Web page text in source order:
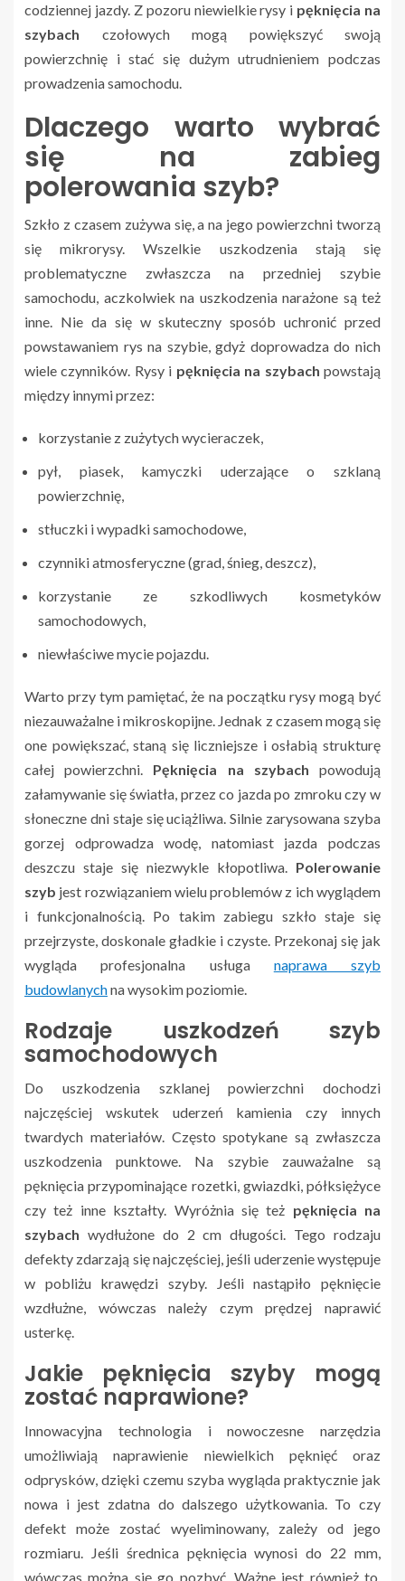
codziennej jazdy. Z pozoru niewielkie rysy i pęknięcia na
szybach czołowych mogą powiększyć swoją
powierzchnię i stać się dużym utrudnieniem podczas
prowadzenia samochodu.
Dlaczego warto wybrać
się na zabieg
polerowania szyb?
Szkło z czasem zużywa się, a na jego powierzchni tworzą
się mikrorysy. Wszelkie uszkodzenia stają się
problematyczne zwłaszcza na przedniej szybie
samochodu, aczkolwiek na uszkodzenia narażone są też
inne. Nie da się w skuteczny sposób uchronić przed
powstawaniem rys na szybie, gdyż doprowadza do nich
wiele czynników. Rysy i pęknięcia na szybach powstają
między innymi przez:
korzystanie z zużytych wycieraczek,
pył, piasek, kamyczki uderzające o szklaną
powierzchnię,
stłuczki i wypadki samochodowe,
czynniki atmosferyczne (grad, śnieg, deszcz),
korzystanie ze szkodliwych kosmetyków
samochodowych,
niewłaściwe mycie pojazdu.
Warto przy tym pamiętać, że na początku rysy mogą być
niezauważalne i mikroskopijne. Jednak z czasem mogą się
one powiększać, staną się liczniejsze i osłabią strukturę
całej powierzchni. Pęknięcia na szybach powodują
załamywanie się światła, przez co jazda po zmroku czy w
słoneczne dni staje się uciążliwa. Silnie zarysowana szyba
gorzej odprowadza wodę, natomiast jazda podczas
deszczu staje się niezwykle kłopotliwa. Polerowanie
szyb jest rozwiązaniem wielu problemów z ich wyglądem
i funkcjonalnością. Po takim zabiegu szkło staje się
przejrzyste, doskonale gładkie i czyste. Przekonaj się jak
wygląda profesjonalna usługa naprawa szyb
budowlanychna wysokim poziomie.
Rodzaje uszkodzeń szyb
samochodowych
Do uszkodzenia szklanej powierzchni dochodzi
najczęściej wskutek uderzeń kamienia czy innych
twardych materiałów. Często spotykane są zwłaszcza
uszkodzenia punktowe. Na szybie zauważalne są
pęknięcia przypominające rozetki, gwiazdki, półksiężyce
czy też inne kształty. Wyróżnia się też pęknięcia na
szybach wydłużone do 2 cm długości. Tego rodzaju
defekty zdarzają się najczęściej, jeśli uderzenie występuje
w pobliżu krawędzi szyby. Jeśli nastąpiło pęknięcie
wzdłużne, wówczas należy czym prędzej naprawić
usterkę.
Jakie pęknięcia szyby mogą
zostać naprawione?
Innowacyjna technologia i nowoczesne narzędzia
umożliwiają naprawienie niewielkich pęknięć oraz
odprysków, dzięki czemu szyba wygląda praktycznie jak
nowa i jest zdatna do dalszego użytkowania. To czy
defekt może zostać wyeliminowany, zależy od jego
rozmiaru. Jeśli średnica pęknięcia wynosi do 22 mm,
wówczas można się go pozbyć. Ważne jest również to,